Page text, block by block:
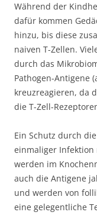
Während der
dafür kommen
hinzu, bis diese
naiven T-Zellen.
durch das
Pathogen-Antigene
kreuzreagieren, da
die T-Zell-
Ein Schutz durch
einmaliger Infektion
werden im
auch die Antigene
und werden von
eine gelegentliche